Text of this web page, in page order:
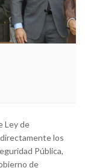
Ley de
los
Pública,
de